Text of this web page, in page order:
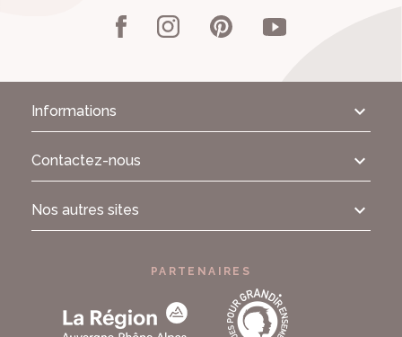
Informations
Nos autres sites
Contactez-nous
PARTENAIRES